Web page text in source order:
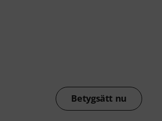
Betygsätt nu